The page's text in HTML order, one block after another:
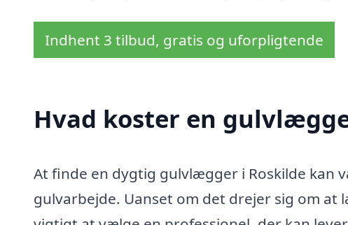
Indhent 3 tilbud, gratis og uforpligtende
Hvad koster en
At finde en dygtig gulvlægger i Roskilde
gulvarbejde. Uanset om det drejer sig om